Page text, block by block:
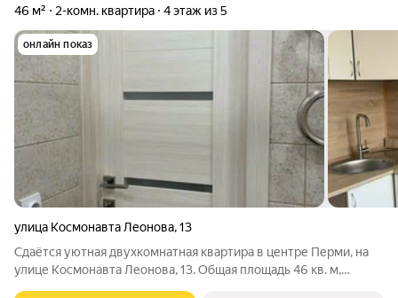
46 м² 2-комн. квартира 4 этаж из 5
онлайн показ
улица Космонавта Леонова,13
Сдаётся уютная двухкомнатная квартира в центре Перми, на
улице Космонавта Леонова, 13. Общая площадь 46 кв. м,